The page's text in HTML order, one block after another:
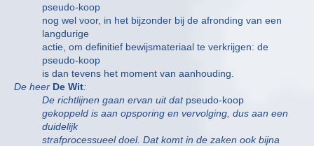
pseudo-koop
nog wel voor, in het bijzonder bij de afronding van een
langdurige
actie, om definitief bewijsmateriaal te verkrijgen: de
pseudo-koop
is dan tevens het moment van aanhouding.
De heer De Wit:
De richtlijnen gaan ervan uit datpseudo-koop
gekoppeld is aan opsporing en vervolging, dus aan een
duidelijk
strafprocessueel doel. Dat komt in de zaken ook bijna